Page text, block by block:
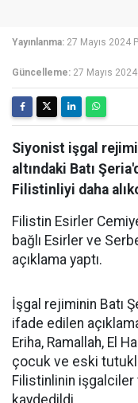
Yayınlanma: 27 Mayıs 2024
Güncelleme: 27 Mayıs
Siyonist işgal
altındaki Batı
Filistinliyi daha
Filistin Esirler
bağlı Esirler ve
açıklama yaptı.
İşgal rejiminin Batı
ifade edilen
Eriha, Ramallah, El
çocuk ve eski
Filistinlinin işgalciler
kaydedildi.